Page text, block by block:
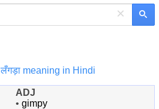
×
लँगड़ा meaning in Hindi
ADJ
• gimpy